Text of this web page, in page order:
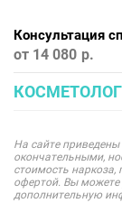
Консультация
от 14 080
На сайте
окончательными,
стоимость
офертой. Вы можете
дополнительную